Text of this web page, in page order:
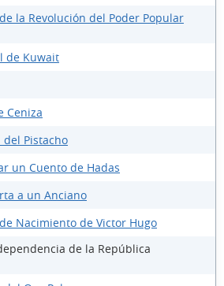
la Revolución del Poder Popular
de Kuwait
Ceniza
Pistacho
un Cuento de Hadas
a un Anciano
Nacimiento de Victor Hugo
de la República